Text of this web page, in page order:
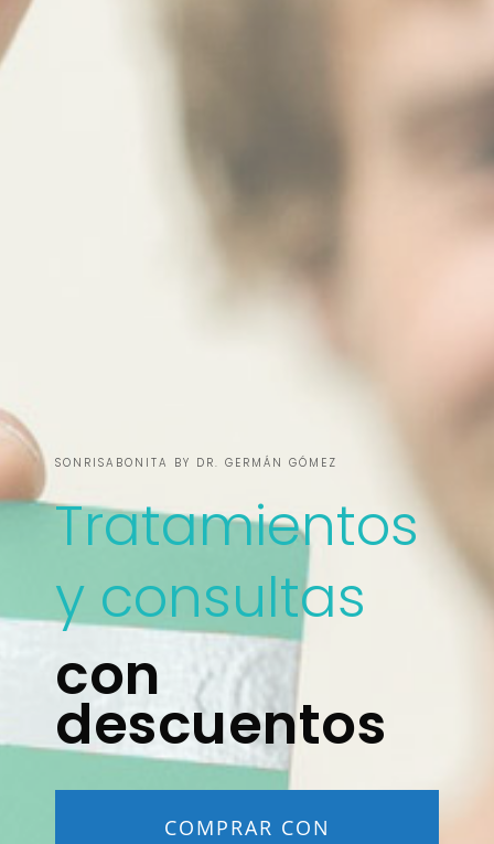
SONRISABONITA BY DR. GERMÁN GÓMEZ
Tratamientos
y consultas
con
descuentos
COMPRAR CON